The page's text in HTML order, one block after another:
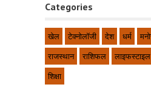
Categories
खेल टेक्नोलॉजी देश धर्म
राजस्थान
राशिफल लाइफस्टाइल
शिक्षा